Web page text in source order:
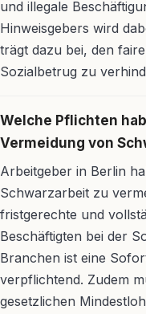
und illegale
Hinweisgebers wird
trägt dazu bei, den
Sozialbetrug zu
Welche Pflichten
Vermeidung von
Arbeitgeber in Berlin
Schwarzarbeit zu
fristgerechte und
Beschäftigten bei der
Branchen ist eine
verpflichtend. Zudem
gesetzlichen